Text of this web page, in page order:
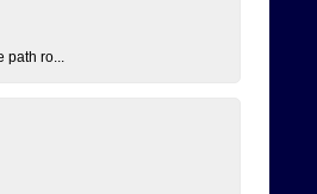
ro...